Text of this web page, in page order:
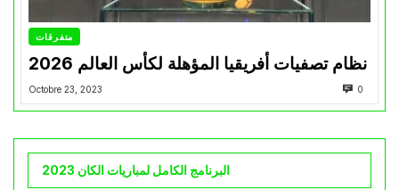
متفرقات
نظام تصفيات أفريقيا المؤهلة لكأس العالم 2026
Octobre 23, 2023 0
البرنامج الكامل لمباريات الكان 2023